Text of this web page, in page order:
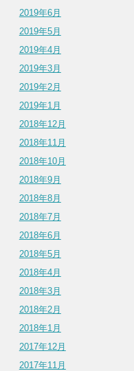
2019年6月
2019年5月
2019年4月
2019年3月
2019年2月
2019年1月
2018年12月
2018年11月
2018年10月
2018年9月
2018年8月
2018年7月
2018年6月
2018年5月
2018年4月
2018年3月
2018年2月
2018年1月
2017年12月
2017年11月